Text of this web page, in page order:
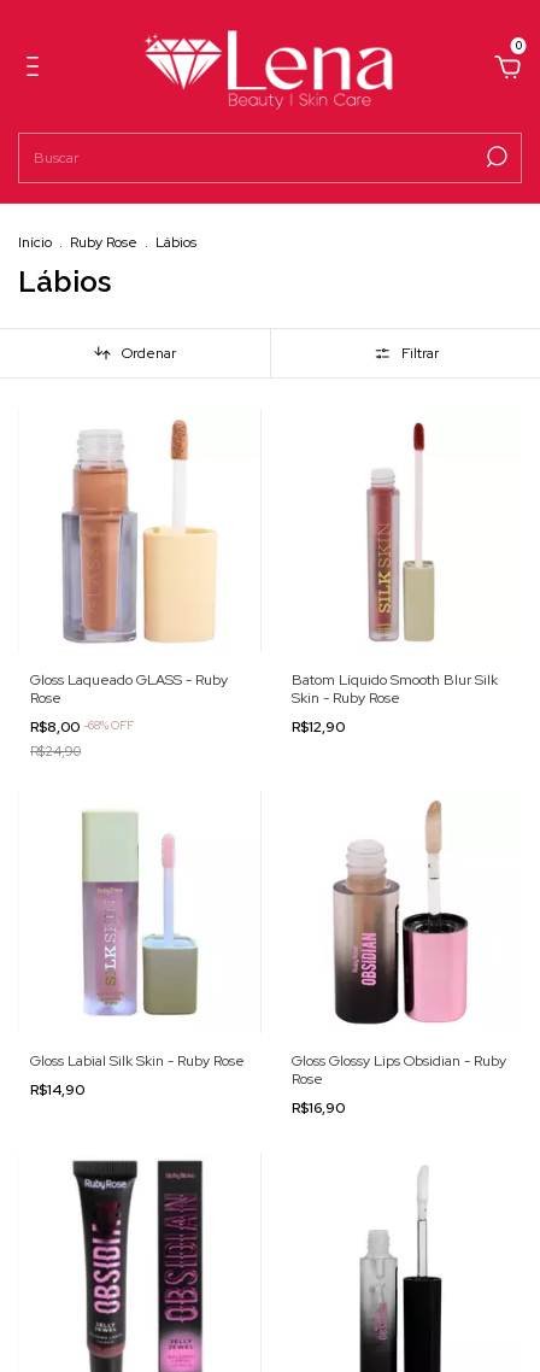
0
Início . Ruby Rose . Lábios
Lábios
Ordenar Filtrar
Gloss Laqueado GLASS - Ruby
Rose
R$8,00 -68%OFF
R$24,90
Batom Líquido Smooth Blur Silk
Skin - Ruby Rose
R$12,90
Gloss Labial Silk Skin - Ruby Rose
R$14,90
Gloss Glossy Lips Obsidian - Ruby
Rose
R$16,90